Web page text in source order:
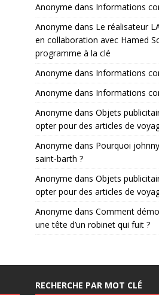
Anonyme dans Informations
Anonyme dans Le réalisateur
en collaboration avec Hamed
programme à la clé
Anonyme dans Informations
Anonyme dans Informations
Anonyme dans Objets
opter pour des articles de
Anonyme dans Pourquoi
saint-barth ?
Anonyme dans Objets
opter pour des articles de
Anonyme dans Comment
une tête d’un robinet qui fuit ?
RECHERCHE PAR MOT CLÉ